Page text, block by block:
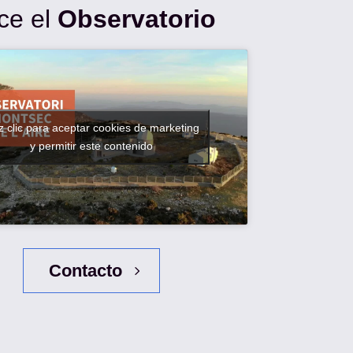
el Observatorio
clic para aceptar cookies de marketing
y permitir este contenido
Contacto